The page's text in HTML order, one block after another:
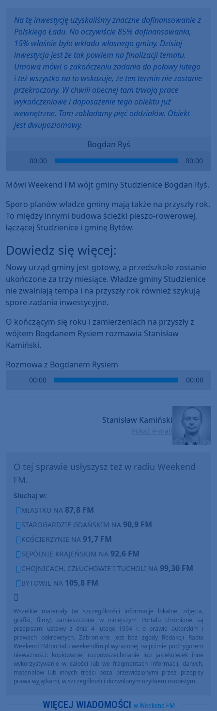
Na tę inwestycję uzyskaliśmy znaczne dofinansowanie z
Polskiego Ładu. No oczywiście 85% dofinansowania,
15% właśnie było wkładu własnego gminy. Dzisiaj
inwestycja jest że tak powiem na finalizacji tematu.
Umowa mówi o zakończeniu zadania do połowy lutego
i też wszystko na to wskazuje, że ten termin nie zostanie
przekroczony. W chwili obecnej tam trwają prace
wykończeniowe i doposażenie tego obiektu już
wewnętrzne. Tam zakładamy pięć oddziałów. Obiekt
jest dwupoziomowy.
Bogdan Ryś
00:00 00:00
Mówi Weekend FM wójt gminy Studzienice Bogdan Ryś.
Sporo planów władze gminy mają także na przyszły rok.
To między innymi budowa ścieżki pieszo-rowerowej,
łączącej Studzienice i gminę Bytów.
Dowiedz się więcej:
Nowy urząd gminy jest gotowy, a przedszkole zostanie
ukończone za trzy miesiące. Władze gminy Studzienice
nie zwalniają tempa i na przyszły rok również szykują
spore zadania inwestycyjne.
O kończącym się roku i zamierzeniach na przyszły z
wójtem Bogdanem Rysiem rozmawia Stanisław
Kamiński.
Rozmowa z Bogdanem Rysiem
00:00 00:00
Stanisław Kamiński
Pokaż e-mail
O tej sprawie usłyszysz też w radiu Weekend
FM.
Słuchaj w:
MIASTKU NA 87,8 FM
STAROGARDZIE GDAŃSKIM NA 90,9 FM
KOŚCIERZYNIE NA 91,7 FM
SĘPÓLNIE KRAJEŃSKIM NA 92,6 FM
CHOJNICACH, CZŁUCHOWIE I TUCHOLI NA 99,30 FM
BYTOWIE NA 105,8 FM
Wszelkie materiały (w szczególności informacje lokalne, zdjęcia,
grafiki, filmy) zamieszczone w niniejszym Portalu chronione są
przepisami ustawy z dnia 4 lutego 1994 r. o prawie autorskim i
prawach pokrewnych. Zabronione jest bez zgody Redakcji Radia
Weekend FM/portalu weekendfm.pl wyrażonej na piśmie pod rygorem
nieważności: kopiowanie, rozpowszechnianie lub jakiekolwiek inne
wykorzystywanie w całości lub we fragmentach informacji, danych,
materiałów lub innych treści poza przewidzianymi przez przepisy
prawa wyjątkami, w szczególności dozwolonym użytkiem osobistym.
WIĘCEJ WIADOMOŚCI w Weekend FM